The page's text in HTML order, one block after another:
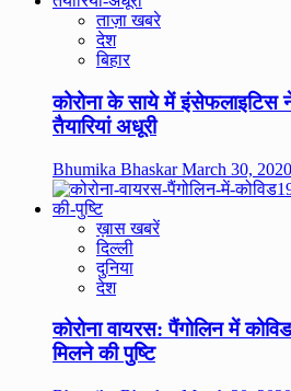
ताज़ा खबरे
देश
बिहार
कोरोना के साये में
तैयारियां अधूरी
Bhumika BhaskarMarch 30, 2020
ख़ास खबरें
दिल्ली
दुनिया
देश
कोरोना वायरस: पैंगोलिन में
मिलने की पुष्टि